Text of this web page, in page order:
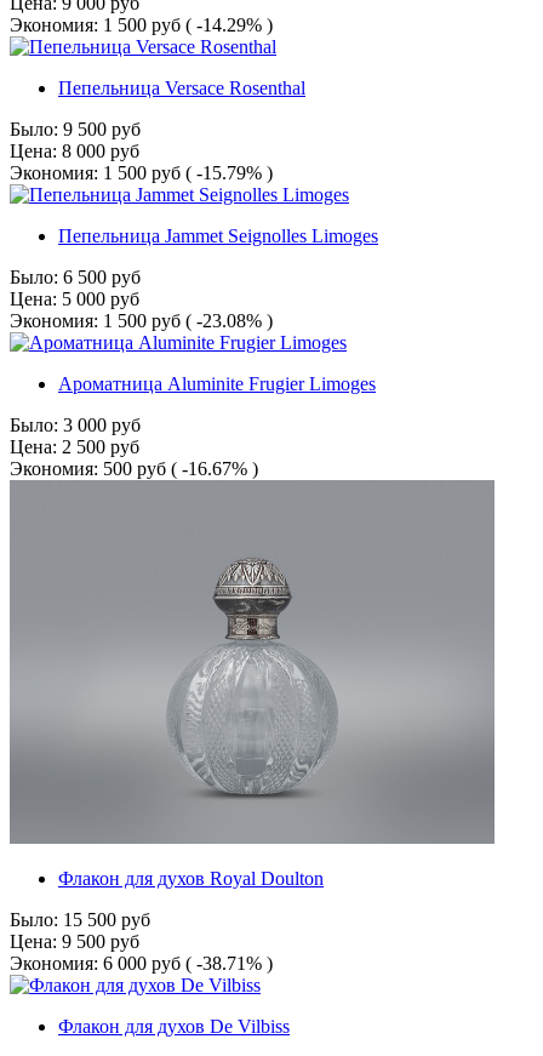
Экономия: 1 500 руб ( -14.29% )
Пепельница Versace Rosenthal
Было: 9 500 руб
Цена: 8 000 руб
Экономия: 1 500 руб ( -15.79% )
Пепельница Jammet Seignolles Limoges
Было: 6 500 руб
Цена: 5 000 руб
Экономия: 1 500 руб ( -23.08% )
Ароматница Aluminite Frugier Limoges
Было: 3 000 руб
Цена: 2 500 руб
Экономия: 500 руб ( -16.67% )
Флакон для духов Royal Doulton
Было: 15 500 руб
Цена: 9 500 руб
Экономия: 6 000 руб ( -38.71% )
Флакон для духов De Vilbiss